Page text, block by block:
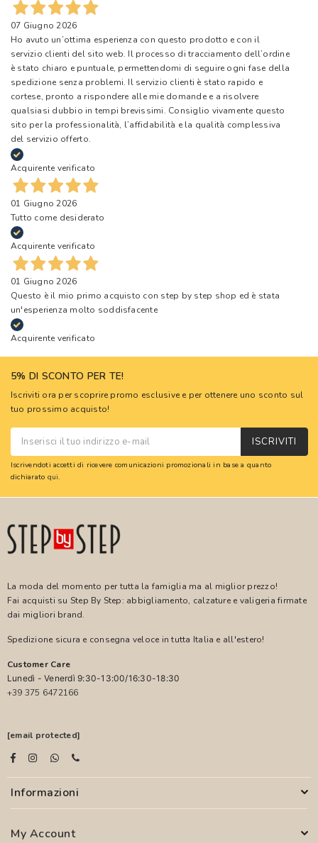
07 Giugno 2026
Ho avuto un’ottima esperienza con questo prodotto e con il
servizio clienti del sito web. Il processo di tracciamento dell’ordine
è stato chiaro e puntuale, permettendomi di seguire ogni fase della
spedizione senza problemi. Il servizio clienti è stato rapido e
cortese, pronto a rispondere alle mie domande e a risolvere
qualsiasi dubbio in tempi brevissimi. Consiglio vivamente questo
sito per la professionalità, l’affidabilità e la qualità complessiva
del servizio offerto.
Acquirente verificato
01 Giugno 2026
Tutto come desiderato
Acquirente verificato
01 Giugno 2026
Questo è il mio primo acquisto con step by step shop ed è stata
un'esperienza molto soddisfacente
Acquirente verificato
5% DI SCONTO PER TE!
Iscriviti ora per scoprire promo esclusive e per ottenere uno sconto sul
tuo prossimo acquisto!
ISCRIVITI
Iscrivendoti accetti di ricevere comunicazioni promozionali in base a quanto
dichiarato qui.
La moda del momento per tutta la famiglia ma al miglior prezzo!
Fai acquisti su Step By Step: abbigliamento, calzature e valigeria firmate
dai migliori brand.
Spedizione sicura e consegna veloce in tutta Italia e all'estero!
Customer Care
Lunedì - Venerdì 9:30-13:00/16:30-18:30
+39 375 6472166
[email protected]
Informazioni
My Account